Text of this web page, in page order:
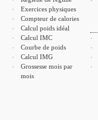
Exercices physiques
Compteur de calories
Calcul poids idéal
Calcul IMC
Courbe de poids
Calcul IMG
Grossesse mois par
mois